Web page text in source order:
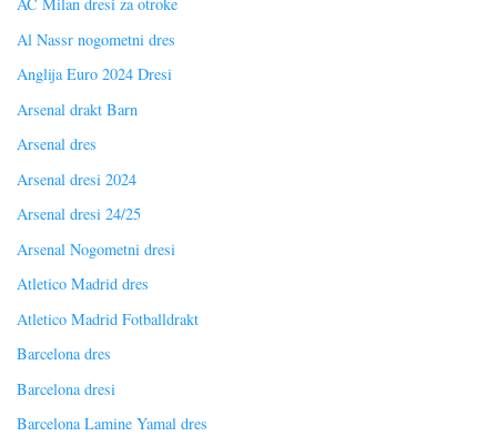
Al Nassr nogometni dres
Anglija Euro 2024 Dresi
Arsenal drakt Barn
Arsenal dres
Arsenal dresi 2024
Arsenal dresi 24/25
Arsenal Nogometni dresi
Atletico Madrid dres
Atletico Madrid Fotballdrakt
Barcelona dres
Barcelona dresi
Barcelona Lamine Yamal dres